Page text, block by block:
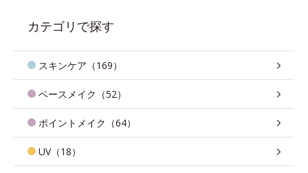
カテゴリで探す
スキンケア（169）
ベースメイク（52）
ポイントメイク（64）
UV（18）